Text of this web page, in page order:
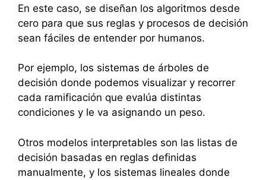
En este caso, se diseñan los algoritmos desde
cero para que sus reglas y procesos de decisión
sean fáciles de entender por humanos.
Por ejemplo, los sistemas de árboles de
decisión donde podemos visualizar y recorrer
cada ramificación que evalúa distintas
condiciones y le va asignando un peso.
Otros modelos interpretables son las listas de
decisión basadas en reglas definidas
manualmente, y los sistemas lineales donde